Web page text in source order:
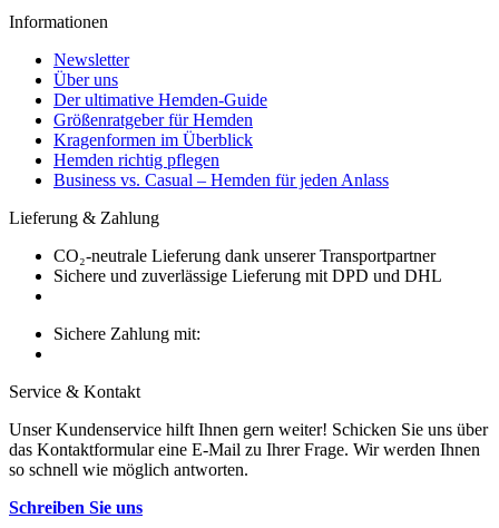
Informationen
Newsletter
Über uns
Der ultimative Hemden-Guide
Größenratgeber für Hemden
Kragenformen im Überblick
Hemden richtig pflegen
Business vs. Casual – Hemden für jeden Anlass
Lieferung & Zahlung
CO₂-neutrale Lieferung dank unserer Transportpartner
Sichere und zuverlässige Lieferung mit DPD und DHL
Sichere Zahlung mit:
Service & Kontakt
Unser Kundenservice hilft Ihnen gern weiter! Schicken Sie uns über
das Kontaktformular eine E-Mail zu Ihrer Frage. Wir werden Ihnen
so schnell wie möglich antworten.
Schreiben Sie uns